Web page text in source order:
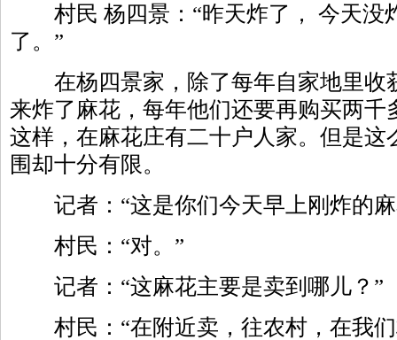
村民 杨四景：“昨天炸了， 今天没
了。”
在杨四景家，除了每年自家地里收
来炸了麻花，每年他们还要再购买两千
这样，在麻花庄有二十户人家。但是这
围却十分有限。
记者：“这是你们今天早上刚炸的麻
村民：“对。”
记者：“这麻花主要是卖到哪儿？”
村民：“在附近卖，往农村，在我们